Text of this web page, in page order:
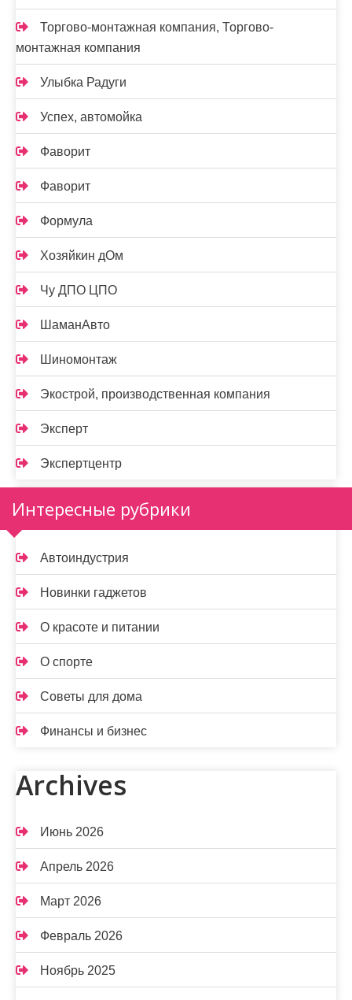
Торгово-монтажная компания, Торгово-
монтажная компания
Улыбка Радуги
Успех, автомойка
Фаворит
Фаворит
Формула
Хозяйкин дОм
Чу ДПО ЦПО
ШаманАвто
Шиномонтаж
Экострой, производственная компания
Эксперт
Экспертцентр
Интересные рубрики
Автоиндустрия
Новинки гаджетов
О красоте и питании
О спорте
Советы для дома
Финансы и бизнес
Archives
Июнь 2026
Апрель 2026
Март 2026
Февраль 2026
Ноябрь 2025